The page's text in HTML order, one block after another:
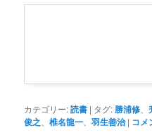
カテゴリー:読書 | タグ: 勝浦修 、
俊之 、椎名龍一 、羽生善治 | コメ